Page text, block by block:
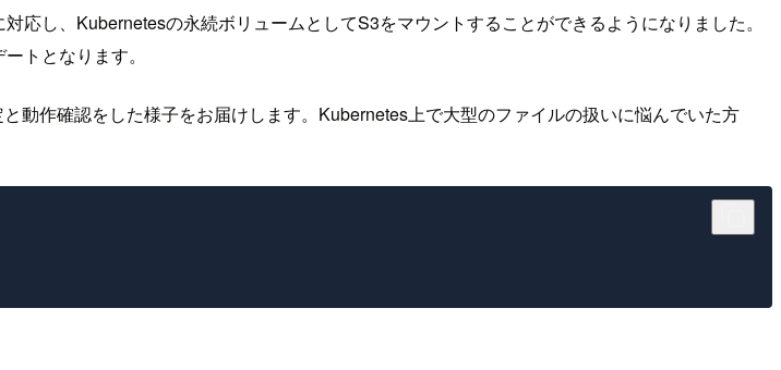
し、Kubernetesの永続ボリュームとしてS3をマウントすることができるようになりました。
トとなります。
動作確認をした様子をお届けします。Kubernetes上で大型のファイルの扱いに悩んでいた方